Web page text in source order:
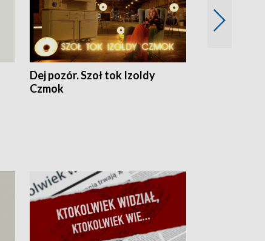
Dej pozór. Szoł tok Izoldy
Czmok